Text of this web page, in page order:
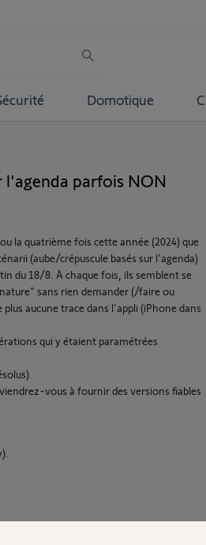
Domotique
l'agenda parfois NON
la quatrième fois cette année (2024) que
(aube/crépuscule basés sur l'agenda)
du 18/8. À chaque fois, ils semblent se
sans rien demander (/faire ou
aucune trace dans l'appli (iPhone dans
qui y étaient paramétrées
vous à fournir des versions fiables